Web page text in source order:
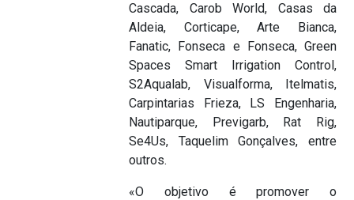
Cascada, Carob World, Casas da
Aldeia, Corticape, Arte Bianca,
Fanatic, Fonseca e Fonseca, Green
Spaces Smart Irrigation Control,
S2Aqualab, Visualforma, Itelmatis,
Carpintarias Frieza, LS Engenharia,
Nautiparque, Previgarb, Rat Rig,
Se4Us, Taquelim Gonçalves, entre
outros.
«O objetivo é promover o